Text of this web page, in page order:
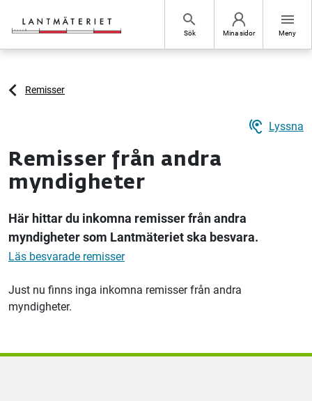
search
Sök Mina sidor
menu
Meny
Remisser
hearing Lyssna
Remisser från andra
myndigheter
Här hittar du inkomna remisser från andra
myndigheter som Lantmäteriet ska besvara.
Läs besvarade remisser
Just nu finns inga inkomna remisser från andra
myndigheter.